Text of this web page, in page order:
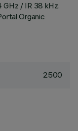
GHz / IR 38 kHz.
Organic
2500